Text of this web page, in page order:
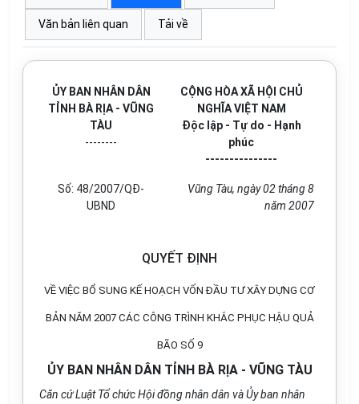
Văn bản liên quan Tải về
ỦY BAN NHÂN DÂN
TỈNH BÀ RỊA - VŨNG
TÀU
--------
CỘNG HÒA XÃ HỘI CHỦ
NGHĨA VIỆT NAM
Độc lập - Tự do - Hạnh
phúc
---------------
Số: 48/2007/QĐ-
UBND
Vũng Tàu, ngày 02 tháng 8
năm 2007
QUYẾT ĐỊNH
VỀ VIỆC BỔ SUNG KẾ HOẠCH VỐN ĐẦU TƯ XÂY DỰNG CƠ
BẢN NĂM 2007 CÁC CÔNG TRÌNH KHẮC PHỤC HẬU QUẢ
BÃO SỐ 9
ỦY BAN NHÂN DÂN TỈNH BÀ RỊA - VŨNG TÀU
Căn cứ Luật Tổ chức Hội đồng nhân dân và Ủy ban nhân